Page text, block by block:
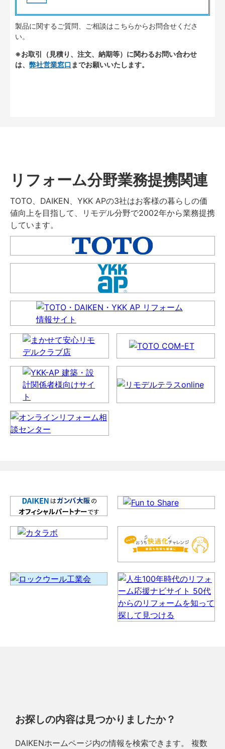
製品に関するご質問、ご相談はこちらからお問合せくださ
い。
※お取引（見積り、注文、納期等）に関わるお問い合わせ
は、 弊社営業窓口 までお願いいたします。
リフォーム分野業務提携関連
TOTO、DAIKEN、YKK APの3社はお客様の暮らしの価
値向上を目指して、リモデル分野で2002年から業務提携
しています。
お探しの内容は見つかりましたか？
DAIKENホームページ内の情報を検索できます。 複数